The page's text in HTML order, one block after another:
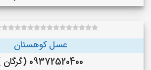
عسل کوهستان
09372520400 (گرگان )